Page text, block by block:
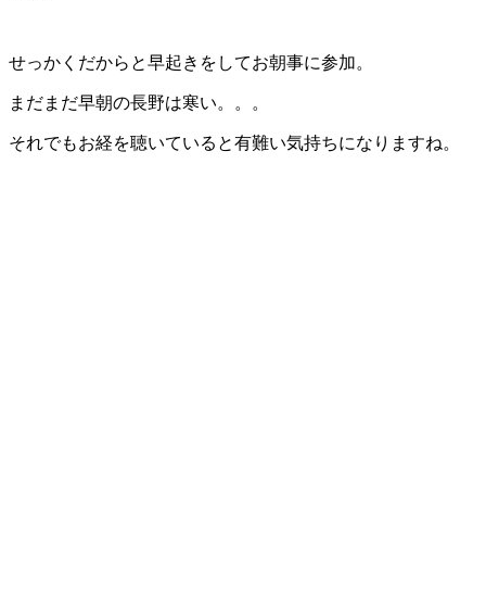
せっかくだからと早起きをしてお朝事に参加。
まだまだ早朝の長野は寒い。。。
それでもお経を聴いていると有難い気持ちになりますね。